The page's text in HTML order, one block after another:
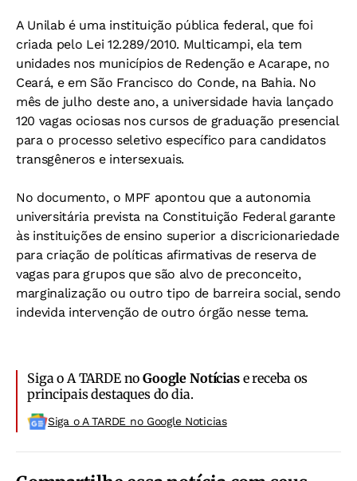
A Unilab é uma instituição pública federal, que foi
criada pelo Lei 12.289/2010. Multicampi, ela tem
unidades nos municípios de Redenção e Acarape, no
Ceará, e em São Francisco do Conde, na Bahia. No
mês de julho deste ano, a universidade havia lançado
120 vagas ociosas nos cursos de graduação presencial
para o processo seletivo específico para candidatos
transgêneros e intersexuais.
No documento, o MPF apontou que a autonomia
universitária prevista na Constituição Federal garante
às instituições de ensino superior a discricionariedade
para criação de políticas afirmativas de reserva de
vagas para grupos que são alvo de preconceito,
marginalização ou outro tipo de barreira social, sendo
indevida intervenção de outro órgão nesse tema.
Siga o A TARDE noGoogle Notíciase receba os
principais destaques do dia.
Siga o A TARDE no Google Noticias